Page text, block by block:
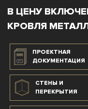
В ЦЕНУ
КРОВЛЯ
ПРОЕКТНАЯ
ДОКУМЕНТАЦИЯ
СТЕНЫ И
ПЕРЕКРЫТИЯ